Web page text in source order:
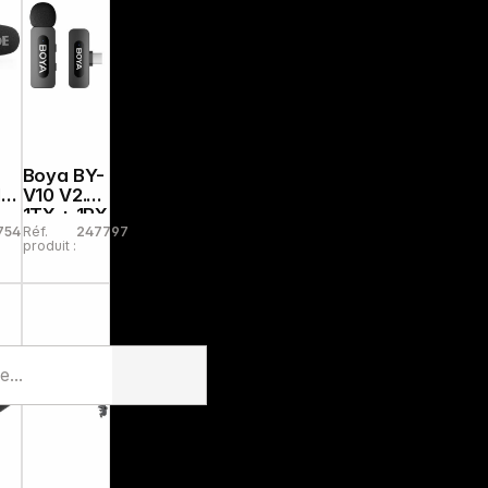
Boya BY-
V10 V2.0
1TX + 1RX
Réf.
produit :
247797